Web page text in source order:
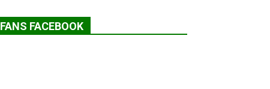
FANS FACEBOOK